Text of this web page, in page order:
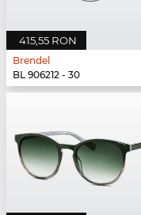
415,55 RON
Brendel
BL 906212 - 30